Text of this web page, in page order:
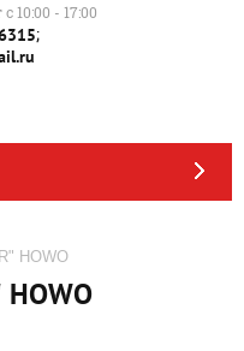
10:00 - 17:00
;
HOWO